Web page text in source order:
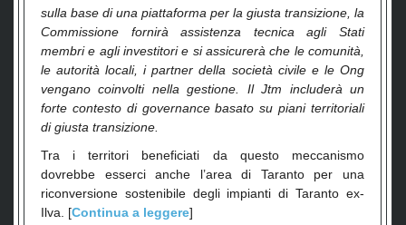
sulla base di una piattaforma per la giusta transizione, la
Commissione fornirà assistenza tecnica agli Stati
membri e agli investitori e si assicurerà che le comunità,
le autorità locali, i partner della società civile e le Ong
vengano coinvolti nella gestione. Il Jtm includerà un
forte contesto di governance basato su piani territoriali
di giusta transizione.
Tra i territori beneficiati da questo meccanismo
dovrebbe esserci anche l’area di Taranto per una
riconversione sostenibile degli impianti di Taranto ex-
Ilva. [Continua a leggere]